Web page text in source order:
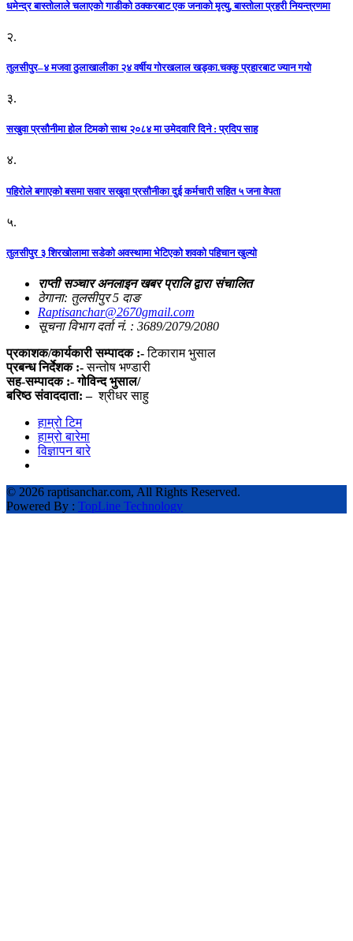
धमेन्द्र बास्तोलाले चलाएको गाडीको ठक्करबाट एक जनाको मृत्यु, बास्तोला प्रहरी नियन्त्रणमा
२.
तुलसीपुर–४ मजवा ठुलाखालीका २४ वर्षीय गोरखलाल खड्का.चक्कु प्रहारबाट ज्यान गयो
३.
सखुवा प्रसौनीमा होल टिमको साथ २०८४ मा उमेदवारि दिने : प्रदिप साह
४.
पहिराेले बगाएकाे बसमा सवार सखुवा प्रसाैनीका दुई कर्मचारी सहित ५ जना वेपता
५.
तुलसीपुर ३ शिरखोलामा सडेको अवस्थामा भेटिएको शवको पहिचान खुल्यो
राप्ती सञ्चार अनलाइन खबर प्रालि द्वारा संचालित
ठेगाना: तुलसीपुर 5 दाङ
Raptisanchar@2670gmail.com
सूचना विभाग दर्ता नं. : 3689/2079/2080
प्रकाशक/कार्यकारी सम्पादक :-टिकाराम भुसाल
प्रबन्ध निर्देशक :-सन्तोष भण्डारी
सह-सम्पादक :- गोविन्द भुसाल/
बरिष्ठ संवाददाता: – श्रीधर साहु
हाम्रो टिम
हाम्रो बारेमा
विज्ञापन बारे
© 2026 raptisanchar.com, All Rights Reserved.
Powered By : TopLine Technology